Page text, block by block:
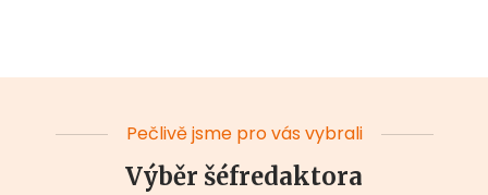
Pečlivě jsme pro vás vybrali
Výběr šéfredaktora